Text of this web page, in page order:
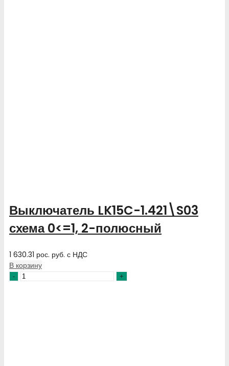
Выключатель LK15C-1.421\S03
схема 0<=1, 2-полюсный
1 630.31 рос. руб. с НДС
В корзину
Количество